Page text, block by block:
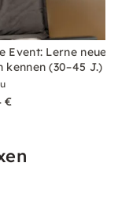
Event: Lerne neue
kennen (30–45 J.)
€